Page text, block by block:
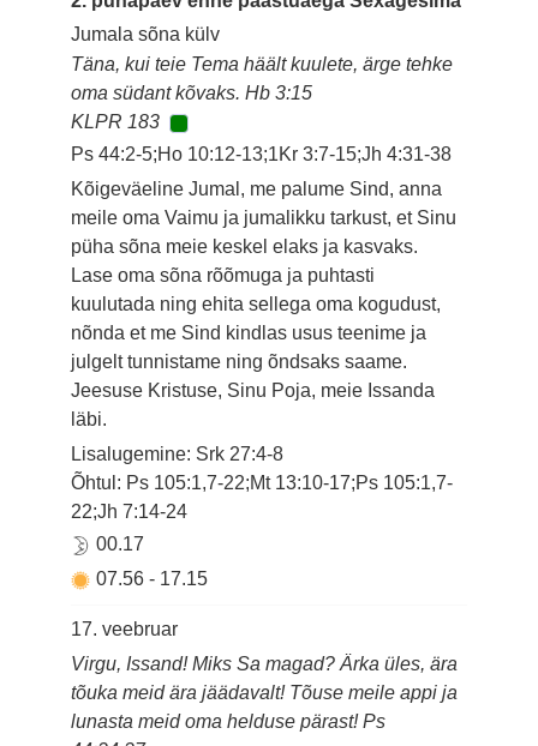
Jumala sõna külv
Täna, kui teie Tema häält kuulete, ärge tehke
oma südant kõvaks. Hb 3:15
KLPR 183
Ps 44:2-5;Ho 10:12-13;1Kr 3:7-15;Jh 4:31-38
Kõigeväeline Jumal, me palume Sind, anna
meile oma Vaimu ja jumalikku tarkust, et Sinu
püha sõna meie keskel elaks ja kasvaks.
Lase oma sõna rõõmuga ja puhtasti
kuulutada ning ehita sellega oma kogudust,
nõnda et me Sind kindlas usus teenime ja
julgelt tunnistame ning õndsaks saame.
Jeesuse Kristuse, Sinu Poja, meie Issanda
läbi.
Lisalugemine: Srk 27:4-8
Õhtul: Ps 105:1,7-22;Mt 13:10-17;Ps 105:1,7-
22;Jh 7:14-24
00.17
07.56- 17.15
17. veebruar
Virgu, Issand! Miks Sa magad? Ärka üles, ära
tõuka meid ära jäädavalt! Tõuse meile appi ja
lunasta meid oma helduse pärast! Ps